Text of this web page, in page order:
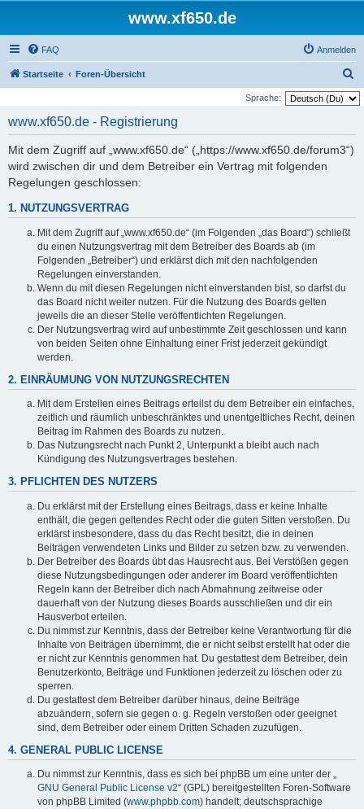
www.xf650.de
FAQ Anmelden
Startseite Foren-Übersicht
u
Sprache:
www.xf650.de - Registrierung
Mit dem Zugriff auf „www.xf650.de“ („https://www.xf650.de/forum3“)
wird zwischen dir und dem Betreiber ein Vertrag mit folgenden
Regelungen geschlossen:
1. NUTZUNGSVERTRAG
Mit dem Zugriff auf „www.xf650.de“ (im Folgenden „das Board“) schließt
du einen Nutzungsvertrag mit dem Betreiber des Boards ab (im
Folgenden „Betreiber“) und erklärst dich mit den nachfolgenden
Regelungen einverstanden.
Wenn du mit diesen Regelungen nicht einverstanden bist, so darfst du
das Board nicht weiter nutzen. Für die Nutzung des Boards gelten
jeweils die an dieser Stelle veröffentlichten Regelungen.
Der Nutzungsvertrag wird auf unbestimmte Zeit geschlossen und kann
von beiden Seiten ohne Einhaltung einer Frist jederzeit gekündigt
werden.
2. EINRÄUMUNG VON NUTZUNGSRECHTEN
Mit dem Erstellen eines Beitrags erteilst du dem Betreiber ein einfaches,
zeitlich und räumlich unbeschränktes und unentgeltliches Recht, deinen
Beitrag im Rahmen des Boards zu nutzen.
Das Nutzungsrecht nach Punkt 2, Unterpunkt a bleibt auch nach
Kündigung des Nutzungsvertrages bestehen.
3. PFLICHTEN DES NUTZERS
Du erklärst mit der Erstellung eines Beitrags, dass er keine Inhalte
enthält, die gegen geltendes Recht oder die guten Sitten verstoßen. Du
erklärst insbesondere, dass du das Recht besitzt, die in deinen
Beiträgen verwendeten Links und Bilder zu setzen bzw. zu verwenden.
Der Betreiber des Boards übt das Hausrecht aus. Bei Verstößen gegen
diese Nutzungsbedingungen oder anderer im Board veröffentlichten
Regeln kann der Betreiber dich nach Abmahnung zeitweise oder
dauerhaft von der Nutzung dieses Boards ausschließen und dir ein
Hausverbot erteilen.
Du nimmst zur Kenntnis, dass der Betreiber keine Verantwortung für die
Inhalte von Beiträgen übernimmt, die er nicht selbst erstellt hat oder die
er nicht zur Kenntnis genommen hat. Du gestattest dem Betreiber, dein
Benutzerkonto, Beiträge und Funktionen jederzeit zu löschen oder zu
sperren.
Du gestattest dem Betreiber darüber hinaus, deine Beiträge
abzuändern, sofern sie gegen o. g. Regeln verstoßen oder geeignet
sind, dem Betreiber oder einem Dritten Schaden zuzufügen.
4. GENERAL PUBLIC LICENSE
Du nimmst zur Kenntnis, dass es sich bei phpBB um eine unter der „
GNU General Public License v2“ (GPL) bereitgestellten Foren-Software
von phpBB Limited (www.phpbb.com) handelt; deutschsprachige